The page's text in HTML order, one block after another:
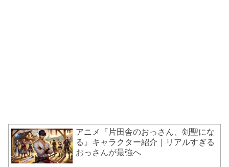
アニメ『片田舎のおっさん、剣聖にな
る』キャラクター紹介｜リアルすぎる
おっさんが最強へ